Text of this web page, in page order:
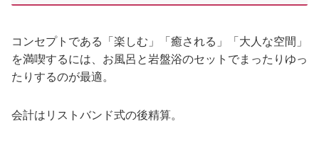
コンセプトである「楽しむ」「癒される」「大人な空間」
を満喫するには、お風呂と岩盤浴のセットでまったりゆっ
たりするのが最適。
会計はリストバンド式の後精算。